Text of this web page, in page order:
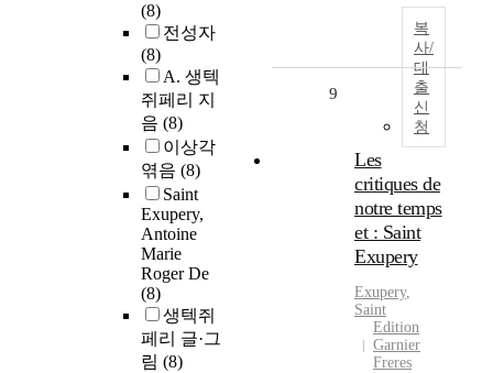
(8)
전성자
(8)
A. 생텍
쥐페리 지
음 (8)
이상각
엮음 (8)
Saint
Exupery,
Antoine
Marie
Roger De
(8)
생텍쥐
페리 글·그
림 (8)
복
사/
대
출
신
청
9
Les
critiques de
notre temps
et : Saint
Exupery
Exupery,
Saint
Edition
Garnier
Freres